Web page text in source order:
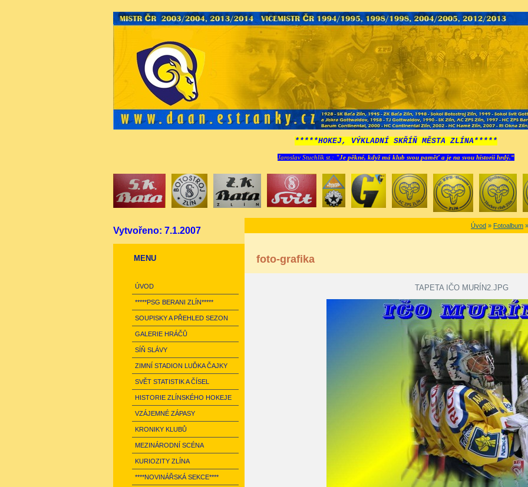
*****HOKEJ, VÝKLADNÍ SKŘÍŇ MĚSTA ZLÍNA*****
Jaroslav Stuchlík st.: "Je pěkné, když má klub svou paměť a je na svou historii hrdý.“
Vytvořeno: 7.1.2007
MENU
ÚVOD
*****PSG BERANI ZLÍN*****
SOUPISKY A PŘEHLED SEZON
GALERIE HRÁČŮ
SÍŇ SLÁVY
ZIMNÍ STADION LUĎKA ČAJKY
SVĚT STATISTIK A ČÍSEL
HISTORIE ZLÍNSKÉHO HOKEJE
VZÁJEMNÉ ZÁPASY
KRONIKY KLUBŮ
MEZINÁRODNÍ SCÉNA
KURIOZITY ZLÍNA
****NOVINÁŘSKÁ SEKCE****
Úvod » Fotoalbum »
foto-grafika
TAPETA IČO MURÍN2.JPG